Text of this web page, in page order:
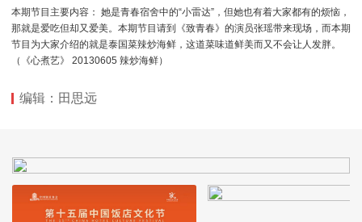
本期节目主要内容： 她是青春宿舍中的“小雷达”，但她也有着大家都有的烦恼，
那就是爱吃但却又爱美。本期节目请到《致青春》的演员张瑶带来现场，而本期
节目为大家介绍的就是泰国菜辣炒海鲜，这道菜味道鲜美而又不会让人发胖。
（《心煮艺》 20130605 辣炒海鲜）
编辑：田思远